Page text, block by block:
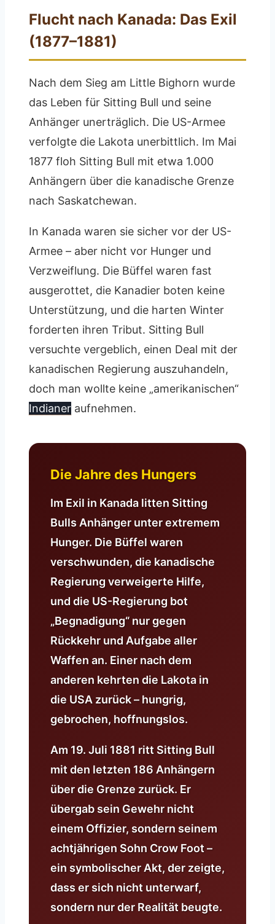
Flucht nach Kanada: Das Exil
(1877–1881)
Nach dem Sieg am Little Bighorn wurde
das Leben für Sitting Bull und seine
Anhänger unerträglich. Die US-Armee
verfolgte die Lakota unerbittlich. Im Mai
1877 floh Sitting Bull mit etwa 1.000
Anhängern über die kanadische Grenze
nach Saskatchewan.
In Kanada waren sie sicher vor der US-
Armee – aber nicht vor Hunger und
Verzweiflung. Die Büffel waren fast
ausgerottet, die Kanadier boten keine
Unterstützung, und die harten Winter
forderten ihren Tribut. Sitting Bull
versuchte vergeblich, einen Deal mit der
kanadischen Regierung auszuhandeln,
doch man wollte keine „amerikanischen“
Indianer aufnehmen.
Die Jahre des Hungers
Im Exil in Kanada litten Sitting
Bulls Anhänger unter extremem
Hunger. Die Büffel waren
verschwunden, die kanadische
Regierung verweigerte Hilfe,
und die US-Regierung bot
„Begnadigung“ nur gegen
Rückkehr und Aufgabe aller
Waffen an. Einer nach dem
anderen kehrten die Lakota in
die USA zurück – hungrig,
gebrochen, hoffnungslos.
Am 19. Juli 1881 ritt Sitting Bull
mit den letzten 186 Anhängern
über die Grenze zurück. Er
übergab sein Gewehr nicht
einem Offizier, sondern seinem
achtjährigen Sohn Crow Foot –
ein symbolischer Akt, der zeigte,
dass er sich nicht unterwarf,
sondern nur der Realität beugte.